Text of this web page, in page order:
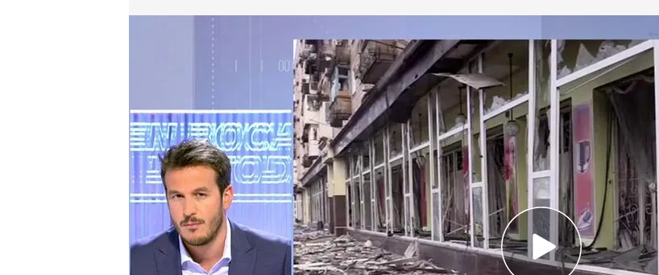
Fernando Cocho, analista de inteligencia, analiza la situación en Ucrania.
20 ABR 2022 - 16:05h.
Sigue Cuatro EN DIRECTO
Pedro Sánchez se reúne con Zelenski en Kiev este miércoles
Zelenski pide a Occidente armamento pesado para combatir a Rusia
Compartir